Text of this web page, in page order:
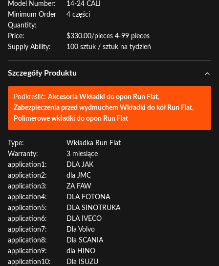
Model Number:
14-24 CALI
Minimum Order
Quantity:
4 części
Price:
$330.00/pieces 4-99 pieces
Supply Ability:
100 sztuk / sztuk na tydzień
Szczegóły Produktu
Podkreślić: Akcesoria Wkładki do opon Run Flat,
Zabezpieczenia przed wydmuchem Wkładki do kół Run Flat,
Polimerowe wkładki do opon Run Flat
Type:
Wkładka Run Flat
Warranty:
3 miesiące
application1:
DLA JAK
application2:
dla JMC
application3:
ZA FAW
application4:
DLA FOTONA
application5:
DLA SINOTRUKA
application6:
DLA IVECO
application7:
Dla Volvo
application8:
Dla SCANIA
application9:
dla HINO
application10:
Dla ISUZU